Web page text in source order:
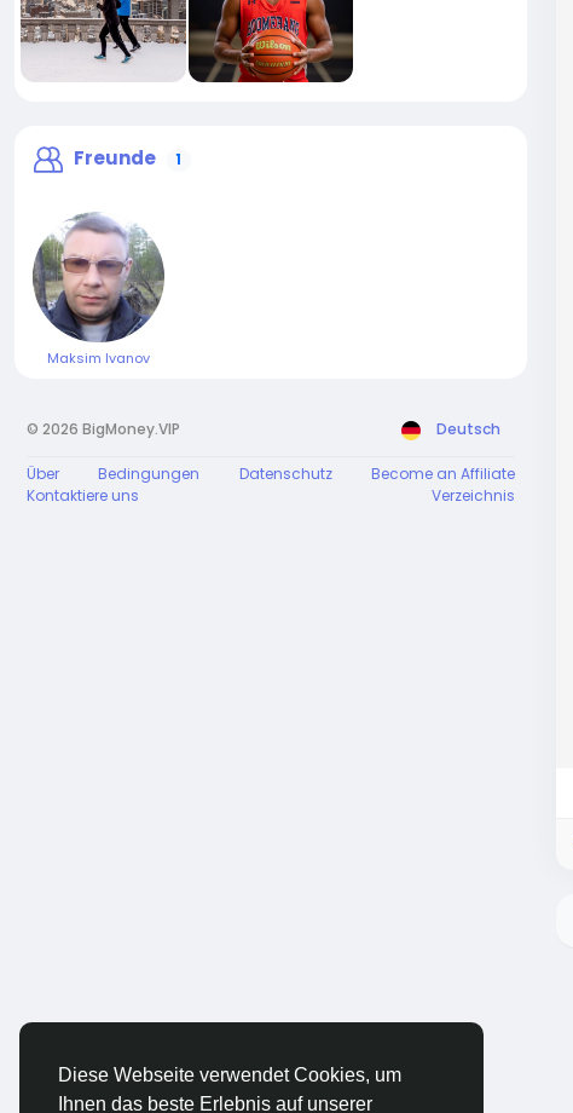
Diese Webseite verwendet Cookies, um
Ihnen das beste Erlebnis auf unserer
Freunde 1
Maksim Ivanov
© 2026 BigMoney.VIP Deutsch
Über Bedingungen Datenschutz
Become an Affiliate
Kontaktiere uns
Verzeichnis